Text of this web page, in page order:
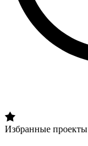
Избранные проекты